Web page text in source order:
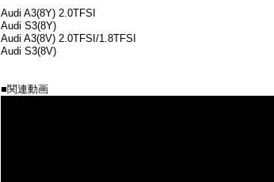
Audi A3(8Y) 2.0TFSI
Audi S3(8Y)
Audi A3(8V) 2.0TFSI/1.8TFSI
Audi S3(8V)
■関連動画